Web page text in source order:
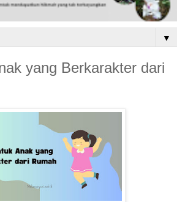
▼
yang Berkarakter dari